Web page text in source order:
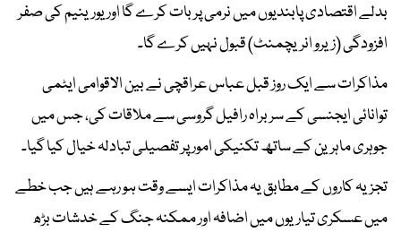
بدلے اقتصادی پابندیوں میں نرمی پر بات کرے گا اور یورینیم کی صفر
افزودگی (زیرو انریچمنٹ) قبول نہیں کرے گا۔
مذاکرات سے ایک روز قبل عباس عراقچی نے بین الاقوامی ایٹمی
توانائی ایجنسی کے سربراہ رافیل گروسی سے ملاقات کی، جس میں
جوہری ماہرین کے ساتھ تکنیکی امور پر تفصیلی تبادلہ خیال کیا گیا۔
تجزیہ کاروں کے مطابق یہ مذاکرات ایسے وقت ہو رہے ہیں جب خطے
میں عسکری تیاریوں میں اضافہ اور ممکنہ جنگ کے خدشات بڑھ